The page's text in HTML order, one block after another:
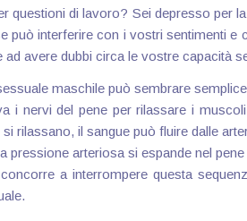
questioni di lavoro? Sei depresso per
può interferire con i vostri sentimenti e
ad avere dubbi circa le vostre capacità
maschile può sembrare
i nervi del pene per rilassare i
rilassano, il sangue può fluire dalle
pressione arteriosa si espande nel
a interrompere questa